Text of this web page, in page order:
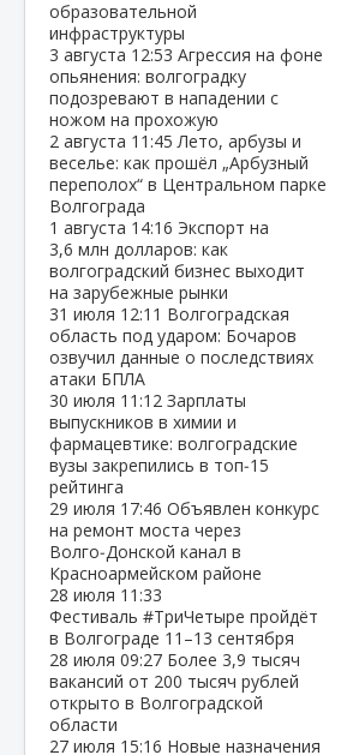
образовательной
инфраструктуры
3 августа 12:53 Агрессия на фоне
опьянения: волгоградку
подозревают в нападении с
ножом на прохожую
2 августа 11:45Лето, арбузы и
веселье: как прошёл „Арбузный
переполох“ в Центральном парке
Волгограда
1 августа 14:16 Экспорт на
3,6 млн долларов: как
волгоградский бизнес выходит
на зарубежные рынки
31 июля 12:11 Волгоградская
область под ударом: Бочаров
озвучил данные о последствиях
атаки БПЛА
30 июля 11:12 Зарплаты
выпускников в химии и
фармацевтике: волгоградские
вузы закрепились в топ‑15
рейтинга
29 июля 17:46 Объявлен конкурс
на ремонт моста через
Волго‑Донской канал в
Красноармейском районе
28 июля 11:33
Фестиваль #ТриЧетыре пройдёт
в Волгограде 11–13 сентября
28 июля 09:27 Более 3,9 тысяч
вакансий от 200 тысяч рублей
открыто в Волгоградской
области
27 июля 15:16 Новые назначения